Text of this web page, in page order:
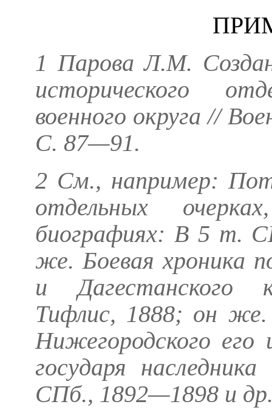
1 Парова Л.М.
исторического
военного округа //
С. 87—91.
2 См., например:
отдельных
биографиях: В 5 т.
же. Боевая хроника
и Дагестанского
Тифлис, 1888; он же.
Нижегородского его
государя
СПб., 1892—1898 и